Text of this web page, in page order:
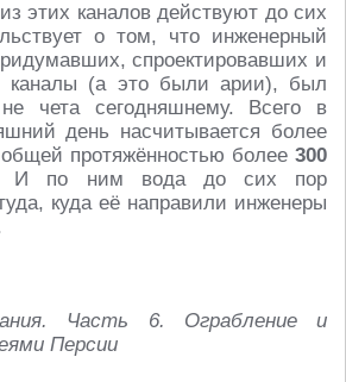
этих каналов действуют до сих
о том, что инженерный
спроектировавших и
каналы (а это были арии), был
чета сегодняшнему. Всего в
день насчитывается более
общей протяжённостью более300
И по ним вода до сих пор
куда её направили инженеры